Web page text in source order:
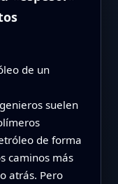
de un
suelen
de forma
caminos más
atrás. Pero